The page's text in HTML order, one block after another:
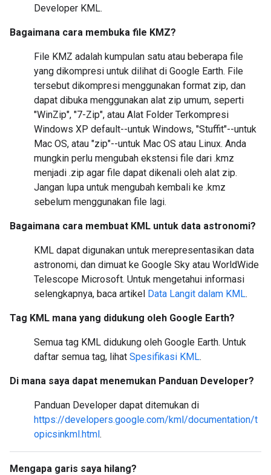
Developer KML.
Bagaimana cara membuka file KMZ?
File KMZ adalah kumpulan satu atau beberapa file
yang dikompresi untuk dilihat di Google Earth. File
tersebut dikompresi menggunakan format zip, dan
dapat dibuka menggunakan alat zip umum, seperti
"WinZip", "7-Zip", atau Alat Folder Terkompresi
Windows XP default--untuk Windows, "Stuffit"--untuk
Mac OS, atau "zip"--untuk Mac OS atau Linux. Anda
mungkin perlu mengubah ekstensi file dari .kmz
menjadi .zip agar file dapat dikenali oleh alat zip.
Jangan lupa untuk mengubah kembali ke .kmz
sebelum menggunakan file lagi.
Bagaimana cara membuat KML untuk data astronomi?
KML dapat digunakan untuk merepresentasikan data
astronomi, dan dimuat ke Google Sky atau WorldWide
Telescope Microsoft. Untuk mengetahui informasi
selengkapnya, baca artikel Data Langit dalam KML.
Tag KML mana yang didukung oleh Google Earth?
Semua tag KML didukung oleh Google Earth. Untuk
daftar semua tag, lihat Spesifikasi KML.
Di mana saya dapat menemukan Panduan Developer?
Panduan Developer dapat ditemukan di
https://developers.google.com/kml/documentation/t
opicsinkml.html.
Mengapa garis saya hilang?